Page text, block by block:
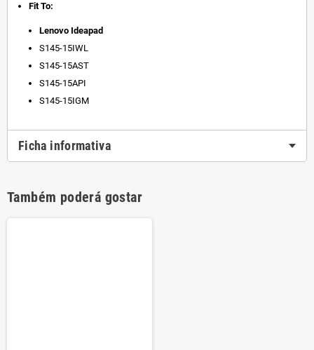
Fit To:
Lenovo Ideapad
S145-15IWL
S145-15AST
S145-15API
S145-15IGM
Ficha informativa
Também poderá gostar